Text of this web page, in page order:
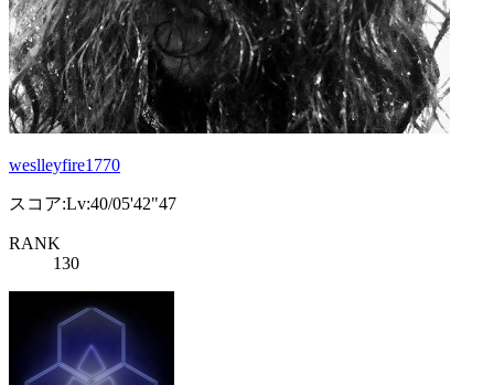
weslleyfire1770
スコア:Lv:40/05'42"47
RANK
130